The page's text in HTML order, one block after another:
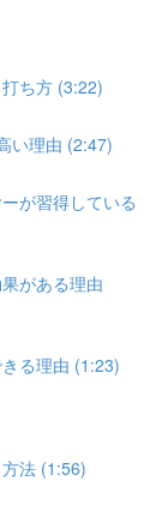
ち方 (3:22)
い理由 (2:47)
が習得している
がある理由
る理由 (1:23)
法 (1:56)